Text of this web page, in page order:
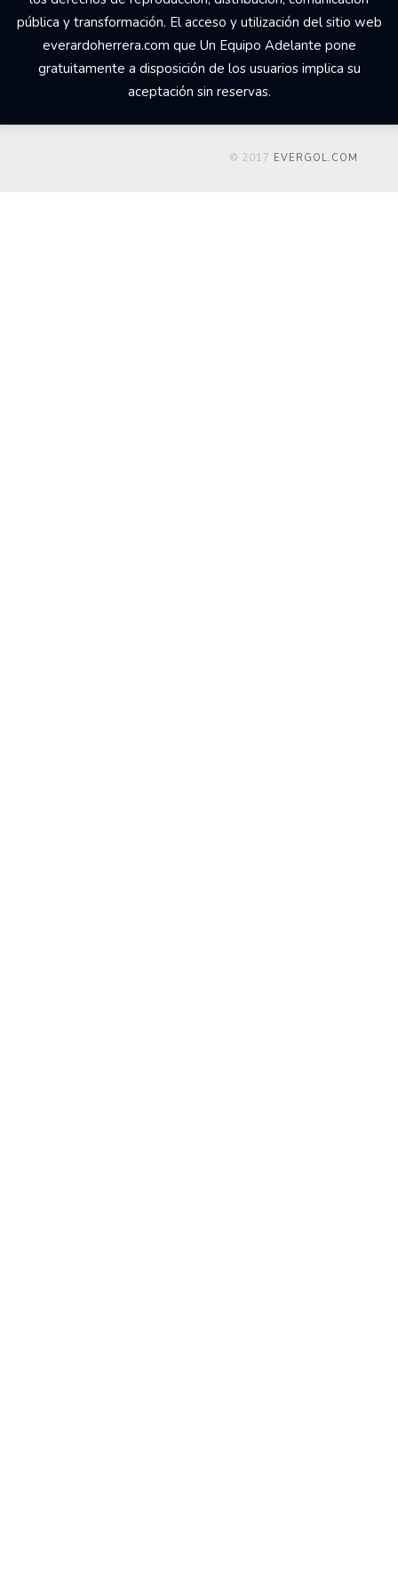
pública y transformación. El acceso y utilización del sitio web
everardoherrera.com que Un Equipo Adelante pone
gratuitamente a disposición de los usuarios implica su
aceptación sin reservas.
© 2017 EVERGOL.COM